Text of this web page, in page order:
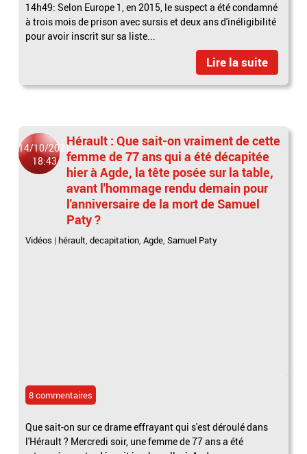
14h49: Selon Europe 1, en 2015, le suspect a été condamné
à trois mois de prison avec sursis et deux ans d'inéligibilité
pour avoir inscrit sur sa liste...
Lire la suite
14/10/2021
18:43
Hérault : Que sait-on vraiment de cette
femme de 77 ans qui a été décapitée
hier à Agde, la tête posée sur la table,
avant l'hommage rendu demain pour
l'anniversaire de la mort de Samuel
Paty ?
Vidéos | hérault ,decapitation ,Agde ,Samuel Paty
8 commentaires
Que sait-on sur ce drame effrayant qui s'est déroulé dans
l'Hérault ? Mercredi soir, une femme de 77 ans a été